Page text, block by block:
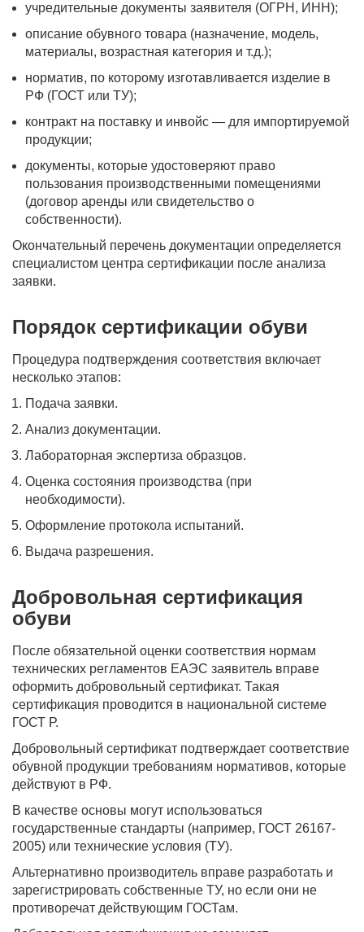
учредительные документы заявителя (ОГРН, ИНН);
описание обувного товара (назначение, модель,
материалы, возрастная категория и т.д.);
норматив, по которому изготавливается изделие в
РФ (ГОСТ или ТУ);
контракт на поставку и инвойс — для импортируемой
продукции;
документы, которые удостоверяют право
пользования производственными помещениями
(договор аренды или свидетельство о
собственности).
Окончательный перечень документации определяется
специалистом центра сертификации после анализа
заявки.
Порядок сертификации обуви
Процедура подтверждения соответствия включает
несколько этапов:
Подача заявки.
Анализ документации.
Лабораторная экспертиза образцов.
Оценка состояния производства (при
необходимости).
Оформление протокола испытаний.
Выдача разрешения.
Добровольная сертификация
обуви
После обязательной оценки соответствия нормам
технических регламентов ЕАЭС заявитель вправе
оформить добровольный сертификат. Такая
сертификация проводится в национальной системе
ГОСТ Р.
Добровольный сертификат подтверждает соответствие
обувной продукции требованиям нормативов, которые
действуют в РФ.
В качестве основы могут использоваться
государственные стандарты (например, ГОСТ 26167-
2005) или технические условия (ТУ).
Альтернативно производитель вправе разработать и
зарегистрировать собственные ТУ, но если они не
противоречат действующим ГОСТам.